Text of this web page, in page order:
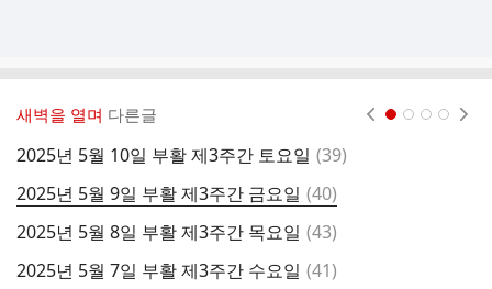
새벽을 열며 다른글
2025년 5월 10일 부활 제3주간 토요일 댓
(39)
2025년 5월 9일 부활 제3주간 금요일 댓
글
(40)
2025년 5월 8일 부활 제3주간 목요일 댓
(43)
2025년 5월 7일 부활 제3주간 수요일 댓
(41)